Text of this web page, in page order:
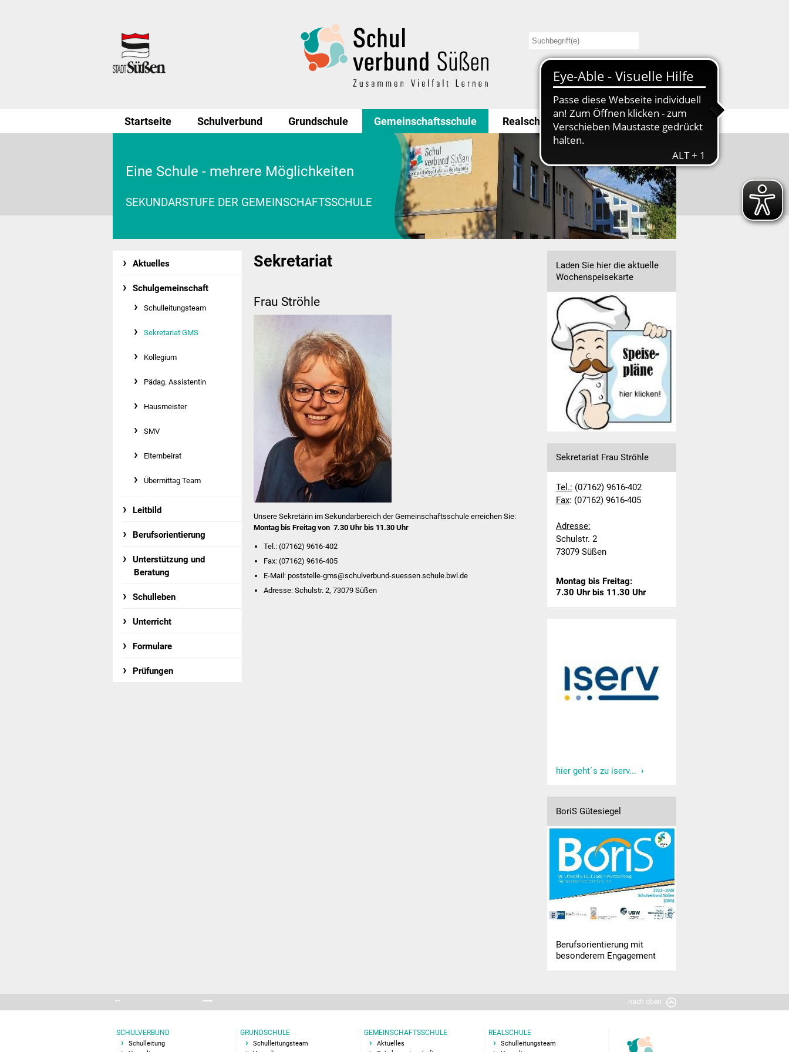
Startseite Schulverbund Grundschule Gemeinschaftsschule Realschule
Eine Schule - mehrere Möglichkeiten
SEKUNDARSTUFE DER GEMEINSCHAFTSSCHULE
Aktuelles
Schulgemeinschaft
Schulleitungsteam
Sekretariat GMS
Kollegium
Pädag. Assistentin
Hausmeister
SMV
Elternbeirat
Übermittag Team
Leitbild
Berufsorientierung
Unterstützung und
Beratung
Schulleben
Unterricht
Formulare
Prüfungen
Sekretariat
Frau Ströhle
Unsere Sekretärin im Sekundarbereich der Gemeinschaftsschule erreichen Sie:
Montag bis Freitag von 7.30 Uhr bis 11.30 Uhr
Tel .: (07162) 9616-402
Fax:(07162) 9616-405
E-Mail: poststelle-gms@schulverbund-suessen.schule.bwl.de
Adresse: Schulstr. 2, 73079 Süßen
Laden Sie hier die aktuelle
Wochenspeisekarte
Sekretariat Frau Ströhle
Tel.: (07162) 9616-402
Fax: (07162) 9616-405
Adresse:
Schulstr. 2
73079 Süßen
Montag bis Freitag:
7.30 Uhr bis 11.30 Uhr
hier geht´s zu iserv...
BoriS Gütesiegel
Berufsorientierung mit
besonderem Engagement
nach oben
SCHULVERBUND
Schulleitung
GRUNDSCHULE
Schulleitungsteam
GEMEINSCHAFTSSCHULE
Aktuelles
REALSCHULE
Schulleitungsteam